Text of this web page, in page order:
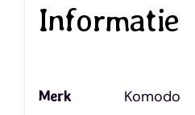
Informatie
Merk Komodo